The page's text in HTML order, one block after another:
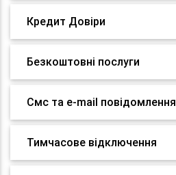
Кредит Довіри
Безкоштовні послуги
Смс та e-mail повідомлення
Тимчасове відключення